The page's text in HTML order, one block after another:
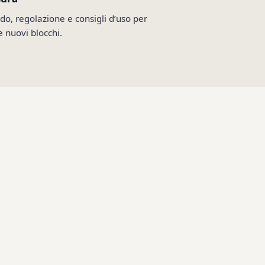
regolazione e consigli d’uso per
nuovi blocchi.